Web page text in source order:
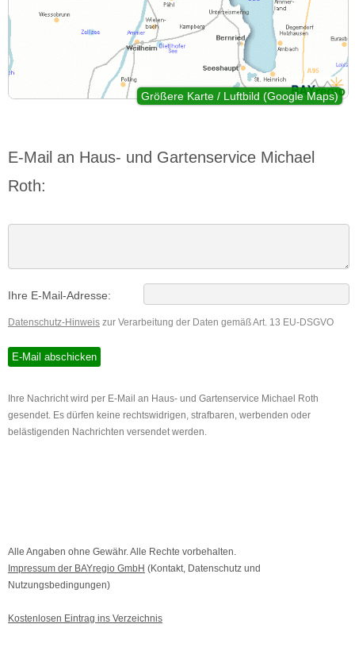
Größere Karte / Luftbild (Google Maps)
E-Mail an Haus- und Gartenservice Michael
Roth:
Ihre E-Mail-Adresse:
Datenschutz-Hinweis zur Verarbeitung der Daten gemäß Art. 13 EU-DSGVO
Ihre Nachricht wird per E-Mail an Haus- und Gartenservice Michael Roth
gesendet. Es dürfen keine rechtswidrigen, strafbaren, werbenden oder
belästigenden Nachrichten versendet werden.
Alle Angaben ohne Gewähr. Alle Rechte vorbehalten.
Impressum der BAYregio GmbH (Kontakt, Datenschutz und
Nutzungsbedingungen)
Kostenlosen Eintrag ins Verzeichnis